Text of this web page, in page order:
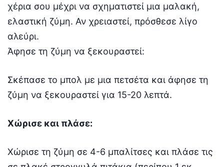
χέρια σου μέχρι να σχηματιστεί μια μαλακή,
ελαστική ζύμη. Αν χρειαστεί, πρόσθεσε λίγο
αλεύρι.
Άφησε τη ζύμη να ξεκουραστεί:
Σκέπασε το μπολ με μια πετσέτα και άφησε τη
ζύμη να ξεκουραστεί για 15-20 λεπτά.
Χώρισε και πλάσε:
Χώρισε τη ζύμη σε 4-6 μπαλίτσες και πλάσε τις